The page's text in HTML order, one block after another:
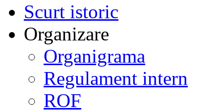
Scurt istoric
Organizare
Organigrama
Regulament intern
ROF